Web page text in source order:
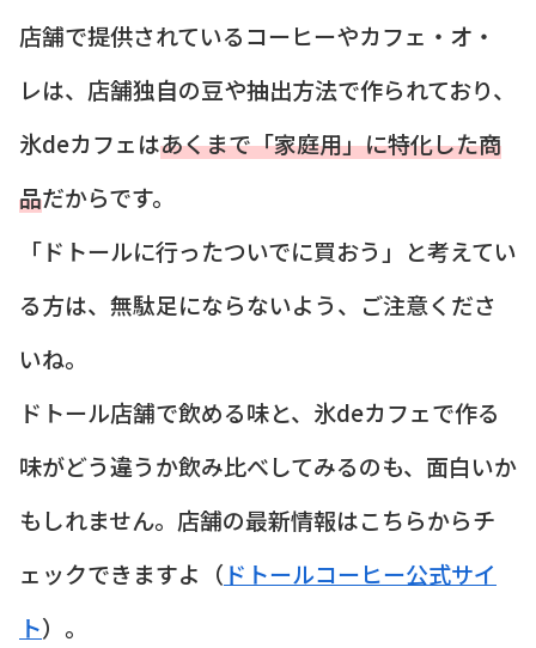
店舗で提供されているコーヒーやカフェ・オ・
レは、店舗独自の豆や抽出方法で作られており、
氷deカフェはあくまで「家庭用」に特化した商
品だからです。
「ドトールに行ったついでに買おう」と考えてい
る方は、無駄足にならないよう、ご注意くださ
いね。
ドトール店舗で飲める味と、氷deカフェで作る
味がどう違うか飲み比べしてみるのも、面白いか
もしれません。店舗の最新情報はこちらからチ
ェックできますよ（ ドトールコーヒー公式サイ
ト）。